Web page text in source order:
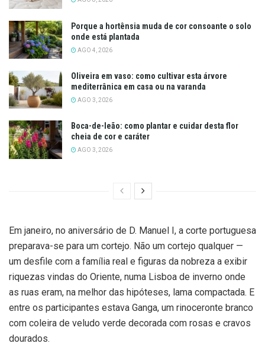
Porque a hortênsia muda de cor consoante o solo
onde está plantada
AGO 4, 2026
Oliveira em vaso: como cultivar esta árvore
mediterrânica em casa ou na varanda
AGO 3, 2026
Boca-de-leão: como plantar e cuidar desta flor
cheia de cor e caráter
AGO 3, 2026
Em janeiro, no aniversário de D. Manuel I, a corte portuguesa
preparava-se para um cortejo. Não um cortejo qualquer —
um desfile com a família real e figuras da nobreza a exibir
riquezas vindas do Oriente, numa Lisboa de inverno onde
as ruas eram, na melhor das hipóteses, lama compactada. E
entre os participantes estava Ganga, um rinoceronte branco
com coleira de veludo verde decorada com rosas e cravos
dourados.